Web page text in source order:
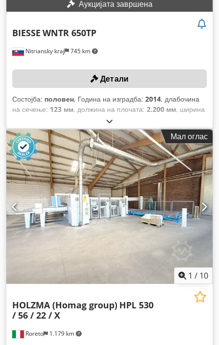
Аукцијата завршена
Nitriansky kraj 745 km
BIESSE WNTR 650TP
Детали
Состојба: половен, Година на изградба: 2014, длабочина
на сечење: 123 мм, должина на плочата: 2.200 мм, ширина
, должина на масата:
ширина на масата:2.200 мм,
Мал оглас
1 / 10
Roreto 1.179 km
HOLZMA (Homag group) HPL 530
/ 56 / 22 / X